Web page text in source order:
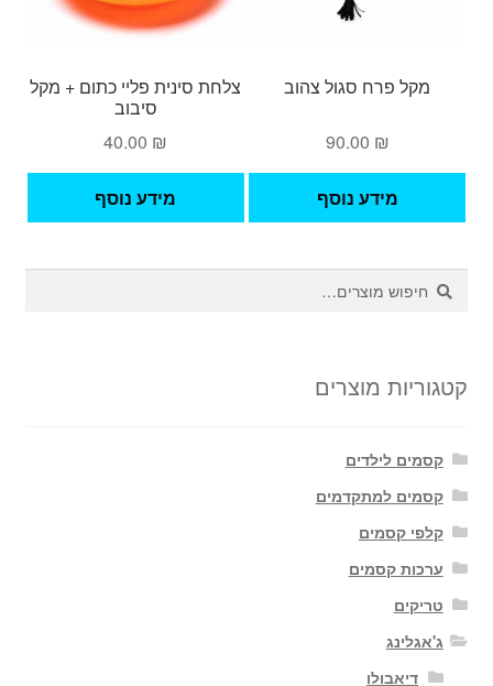
מקל פרח סגול צהוב
90.00 ₪
מידע נוסף
צלחת סינית פליי כתום + מקל
סיבוב
40.00 ₪
מידע נוסף
חיפוש
עבור:
חיפוש
קטגוריות מוצרים
קסמים לילדים
קסמים למתקדמים
קלפי קסמים
ערכות קסמים
טריקים
ג'אגלינג
דיאבולו